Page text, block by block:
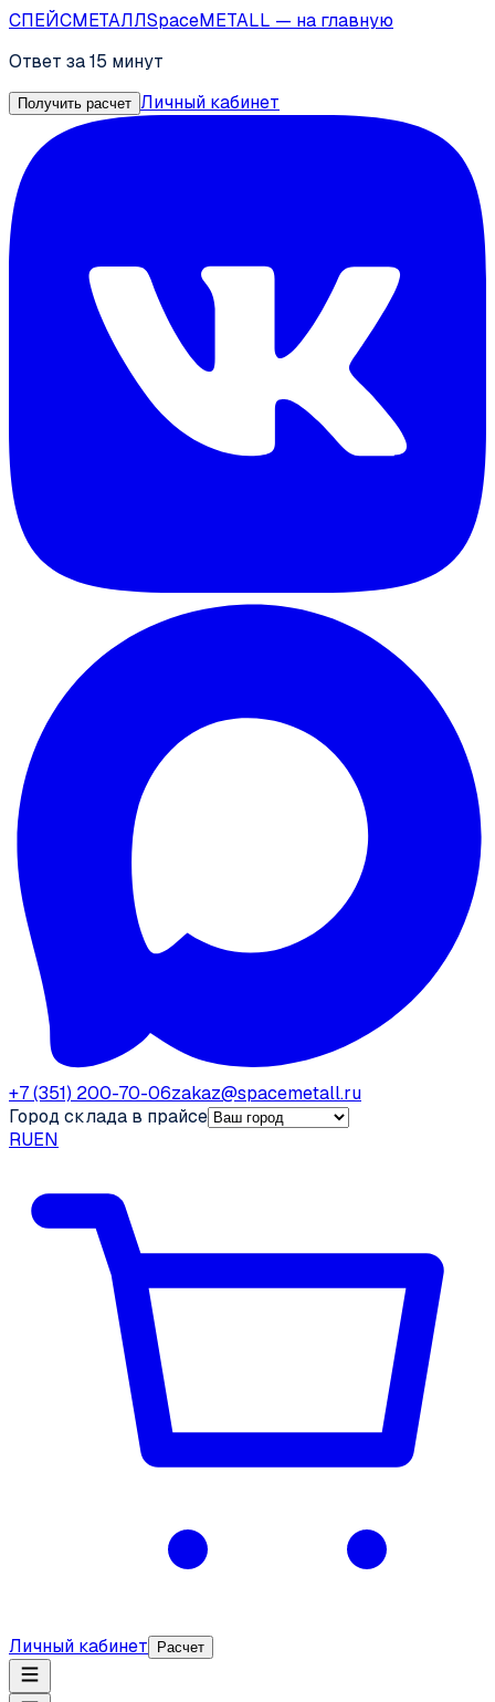
СПЕЙСМЕТАЛЛSpaceMETALL — на главную
Ответ за 15 минут
Получить расчет Личный кабинет
+7 (351) 200-70-06zakaz@spacemetall.ru
Город склада в прайсе
RUEN
Личный кабинет Расчет